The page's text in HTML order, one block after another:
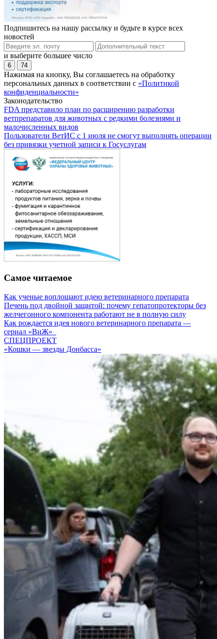
Подпишитесь на нашу рассылку и будьте в курсе всех
новостей
и выберите большее число
6 74
Нажимая на кнопку, Вы соглашаетесь на обработку
персональных данных в соответствии с «Политикой
конфиденциальности»
Законодательство
FDA представило план по расширению разработки
ветпрепаратов для животных с редкими болезнями и
малочисленных видов
Пользователи ВетИС с 1 июля не смогут выполнять операции
без привязки учетной записи к Госуслугам
Самое читаемое
Как ученые воплощают идею ветеринарного препарата
Печень под двойной защитой: почему гепатопротекторы без
желчегонного компонента работают не в полную силу
Как рождается идея нового ветеринарного препарата —
сериал «ВиЖ»
СПЕЦПРОЕКТ
«Кошки — звезды Донбасса»